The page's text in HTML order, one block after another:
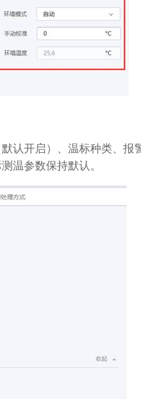
开启）、温标种类、报
温参数保持默认。